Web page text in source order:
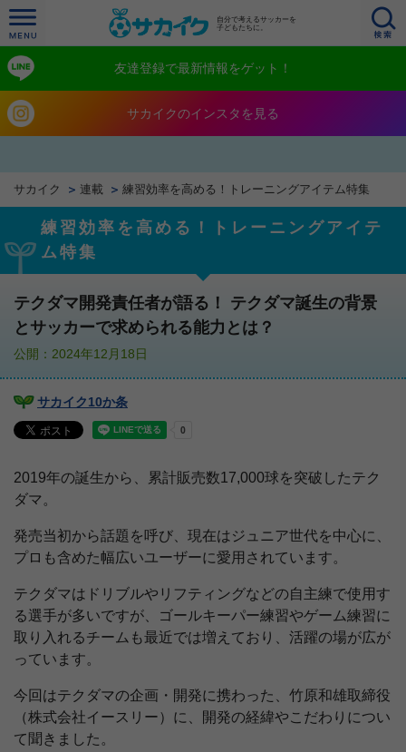
自分で考えるサッカーを
子どもたちに。
友達登録で最新情報をゲット！
サカイクのインスタを見る
サカイク 連載 練習効率を高める！トレーニングアイテム特集
練習効率を高める！トレーニングアイテ
ム特集
テクダマ開発責任者が語る！ テクダマ誕生の背景
とサッカーで求められる能力とは？
公開：2024年12月18日
サカイク10か条
2019年の誕生から、累計販売数17,000球を突破したテク
ダマ。
発売当初から話題を呼び、現在はジュニア世代を中心に、
プロも含めた幅広いユーザーに愛用されています。
テクダマはドリブルやリフティングなどの自主練で使用す
る選手が多いですが、ゴールキーパー練習やゲーム練習に
取り入れるチームも最近では増えており、活躍の場が広が
っています。
今回はテクダマの企画・開発に携わった、竹原和雄取締役
（株式会社イースリー）に、開発の経緯やこだわりについ
て聞きました。